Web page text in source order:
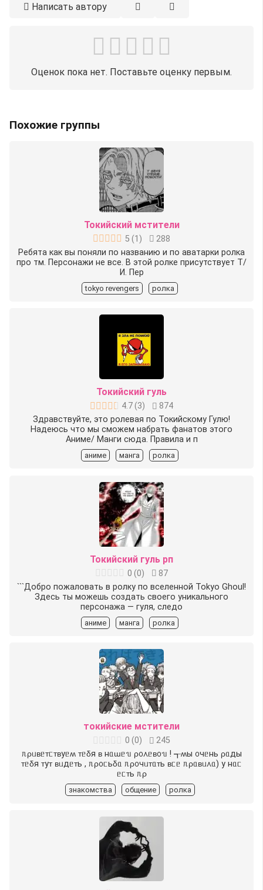
Написать автору
Оценок пока нет. Поставьте оценку первым.
Похожие группы
Токийский мстители
5 (1 )
288
Ребята как вы поняли по названию и по аватарки ролка
про тм. Персонажи не все. В этой ролке присутствует Т/
И. Пер
tokyo revengers ролка
Токийский гуль
4.7(3)
874
Здравствуйте, это ролевая по Токийскому Гулю!
Надеюсь что мы сможем набрать фанатов этого
Аниме/ Манги сюда. Правила и п
аниме манга ролка
Токийский гуль рп
0 (0)
87
```Добро пожаловать в ролку по вселенной Tokyo Ghoul!
Здесь ты можешь создать своего уникального
персонажа — гуля, следо
аниме манга ролка
токийские мстители
0 (0)
245
︎ᥰρᥙʙᥱᴛᥴᴛʙуᥱʍ ᴛᥱδя ʙ нᥲɯᥱᥔ ρ᧐᧘ᥱʙ᧐ᥔ !︎ ┱︎ʍы ᧐чᥱнь ρᥲды
ᴛᥱδя ᴛуᴛ ʙᥙдᥱᴛь , ᥰρ᧐ᥴьδᥲ ᥰρ᧐чᥙᴛᥲᴛь ʙᥴᥱ ᥰρᥲʙᥙ᧘ᥲ) у нᥲᥴ
ᥱᥴᴛь ᥰρ
знакомства общение ролка